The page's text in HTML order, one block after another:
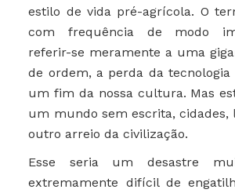
estilo de vida pré-agrícola. O
com frequência de modo
referir-se meramente a uma
de ordem, a perda da
um fim da nossa cultura. Mas
um mundo sem escrita, cidades,
outro arreio da civilização.
Esse seria um desastre
extremamente difícil de